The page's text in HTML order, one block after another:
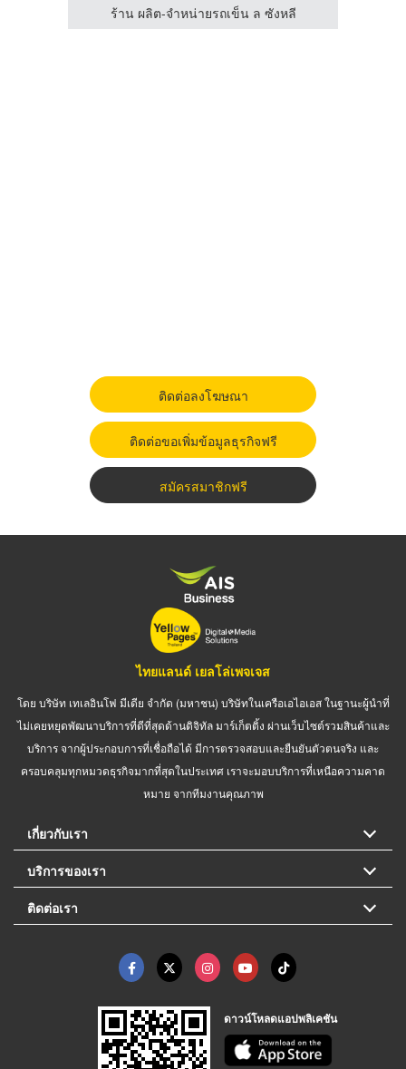
ร้าน ผลิต-จำหน่ายรถเข็น ล ซังหลี
ติดต่อลงโฆษณา
ติดต่อขอเพิ่มข้อมูลธุรกิจฟรี
สมัครสมาชิกฟรี
ไทยแลนด์ เยลโล่เพจเจส
โดย บริษัท เทเลอินโฟ มีเดีย จำกัด (มหาชน) บริษัทในเครือเอไอเอส ในฐานะผู้นำที่
ไม่เคยหยุดพัฒนาบริการที่ดีที่สุดด้านดิจิทัล มาร์เก็ตติ้ง ผ่านเว็บไซต์รวมสินค้าและ
บริการ จากผู้ประกอบการที่เชื่อถือได้ มีการตรวจสอบและยืนยันตัวตนจริง และ
ครอบคลุมทุกหมวดธุรกิจมากที่สุดในประเทศ เราจะมอบบริการที่เหนือความคาด
หมาย จากทีมงานคุณภาพ
เกี่ยวกับเรา
บริการของเรา
ติดต่อเรา
ดาวน์โหลดแอปพลิเคชัน